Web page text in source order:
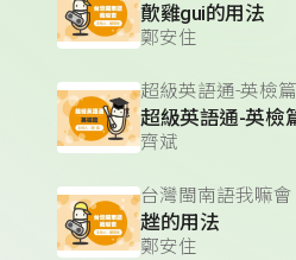
歕雞gui的用法
鄭安住
超級英語通-英檢篇
齊斌
台灣閩南語我嘛會
趖的用法
鄭安住